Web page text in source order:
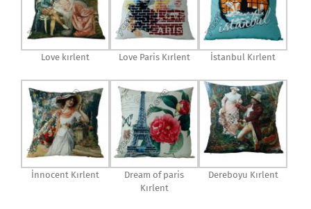
Love kırlent Love Paris Kırlent İstanbul Kırlent
İnnocent Kırlent
Dream of paris
Kırlent
Dereboyu Kırlent